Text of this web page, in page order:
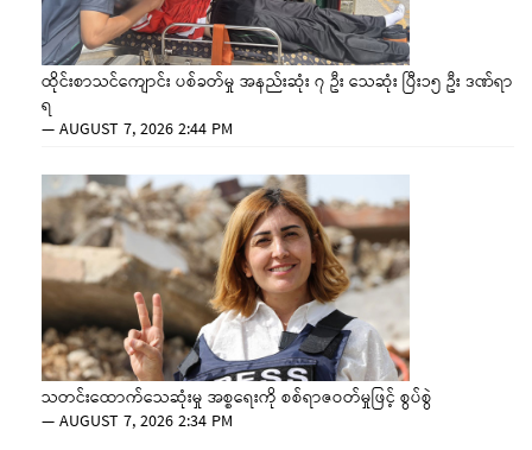
ထိုင်းစာသင်ကျောင်း ပစ်ခတ်မှု အနည်းဆုံး ၇ ဦး သေဆုံး ပြီး၁၅ ဦး ဒဏ်ရာ
ရ
—AUGUST 7, 2026 2:44 PM
သတင်းထောက်သေဆုံးမှု အစ္စရေးကို စစ်ရာဇဝတ်မှုဖြင့် စွပ်စွဲ
—AUGUST 7, 2026 2:34 PM